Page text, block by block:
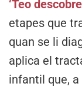
‘Teo
etapes que
quan se li
aplica el
infantil que,